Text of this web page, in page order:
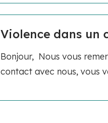
Violence dans un
Bonjour, Nous vous
contact avec nous, vous